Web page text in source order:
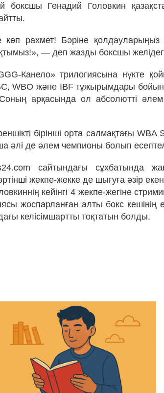
боксшы Генадий Головкин
көп рахмет! Бәріне қолдауларыңыз
— деп жазды боксшы
Канело» трилогиясына нүкте
WBO және IBF тұжырымдары
арқасында ол абсолютті
бірінші орта салмақтағы
әлі де әлем чемпионы болып
сайтындағы сұхбатында
жекпе-жекке де шығуға әзір
кейінгі 4 жекпе-жегіне
жоспарланған алты бокс кешінің
келісімшартты тоқтатын болды.